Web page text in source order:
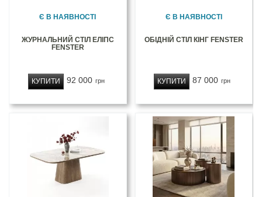
Є В НАЯВНОСТІ
ЖУРНАЛЬНИЙ СТІЛ ЕЛІПС
FENSTER
92 000 грн
КУПИТИ
Є В НАЯВНОСТІ
ОБІДНІЙ СТІЛ КІНГ FENSTER
87 000 грн
КУПИТИ